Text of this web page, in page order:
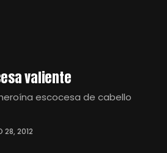
valiente
escocesa de cabello
28, 2012